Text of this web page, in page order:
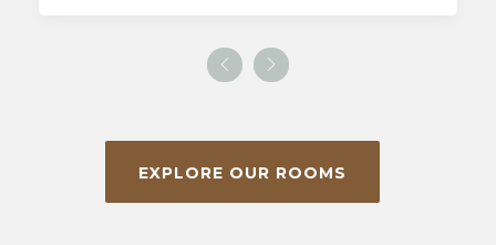
EXPLORE OUR ROOMS